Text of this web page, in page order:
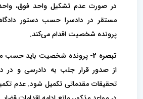
در صورت عدم تشکیل واحد فوق،
مستقر در دادسرا حسب دستور
پرونده شخصیت اقدام می‌کند.
تبصره 2-
پرونده شخصیت باید حسب
از صدور قرار جلب به دادرسی و در
تحقیقات مقدماتی تکمیل شود. عدم